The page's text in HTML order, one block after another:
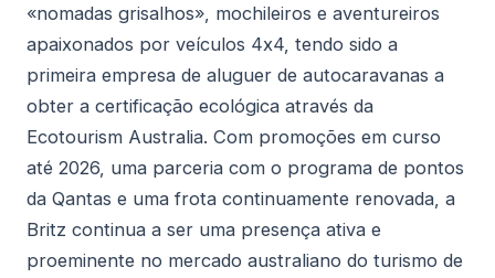
«nomadas grisalhos», mochileiros e aventureiros
apaixonados por veículos 4x4, tendo sido a
primeira empresa de aluguer de autocaravanas a
obter a certificação ecológica através da
Ecotourism Australia. Com promoções em curso
até 2026, uma parceria com o programa de pontos
da Qantas e uma frota continuamente renovada, a
Britz continua a ser uma presença ativa e
proeminente no mercado australiano do turismo de